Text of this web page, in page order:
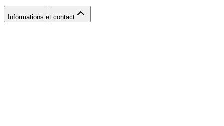
Informations et contact